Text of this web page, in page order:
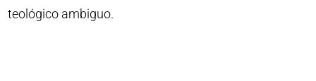
teológico ambiguo.